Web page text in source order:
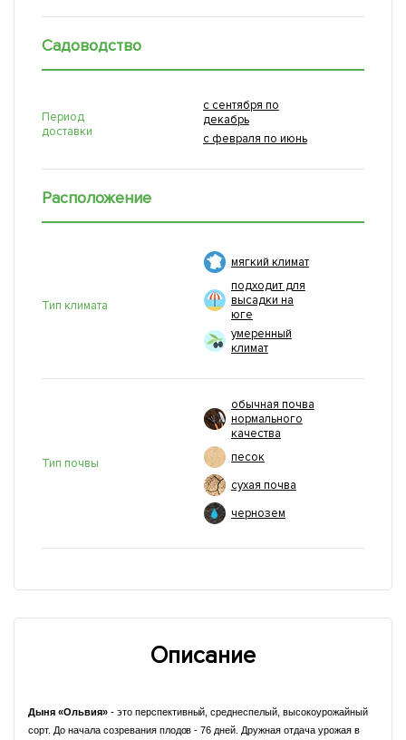
Садоводство
Период
доставки
с сентября по
декабрь
с февраля по июнь
Расположение
Тип климата
мягкий климат
подходит для
высадки на
юге
умеренный
климат
Тип почвы
обычная почва
нормального
качества
песок
сухая почва
чернозем
Описание
Дыня «Ольвия»- это перспективный, среднеспелый, высокоурожайный
сорт. До начала созревания плодов - 76 дней. Дружная отдача урожая в